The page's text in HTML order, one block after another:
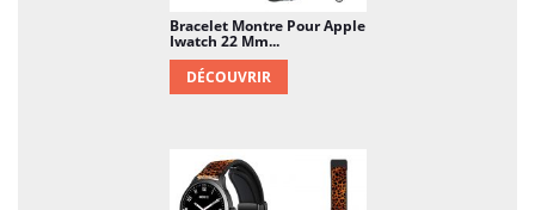
Bracelet Montre Pour Apple
Iwatch 22 Mm...
DÉCOUVRIR